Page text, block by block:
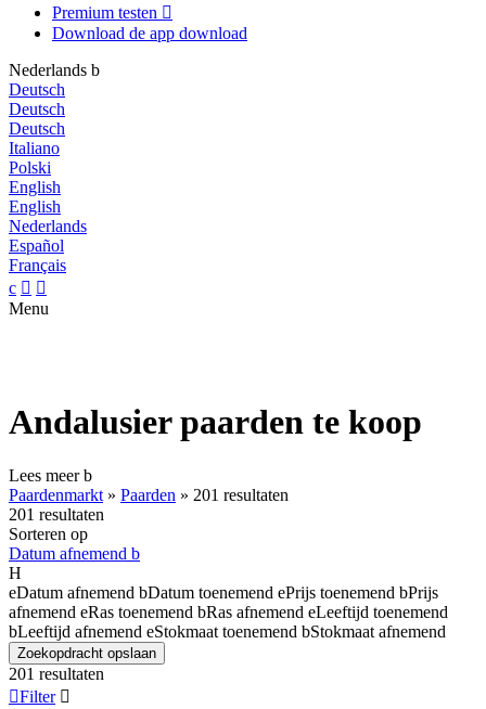
Premium testen 
Download de app download
Nederlands b
Deutsch
Deutsch
Deutsch
Italiano
Polski
English
English
Nederlands
Español
Français
c  
Menu
Andalusier paarden te koop
Lees meerb
Paardenmarkt » Paarden » 201 resultaten
201 resultaten
Sorteren op
Datum afnemend b
H
eDatum afnemend bDatum toenemend ePrijs toenemend bPrijs
afnemend eRas toenemend bRas afnemend eLeeftijd toenemend
bLeeftijd afnemend eStokmaat toenemend bStokmaat afnemend
Zoekopdracht opslaan
201 resultaten
Filter 